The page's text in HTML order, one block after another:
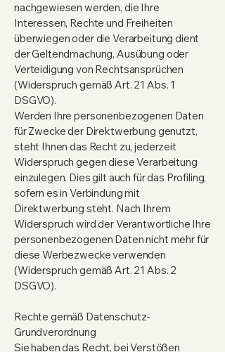
nachgewiesen werden, die Ihre
Interessen, Rechte und Freiheiten
überwiegen oder die Verarbeitung dient
der Geltendmachung, Ausübung oder
Verteidigung von Rechtsansprüchen
(Widerspruch gemäß Art. 21 Abs. 1
DSGVO).
Werden Ihre personenbezogenen Daten
für Zwecke der Direktwerbung genutzt,
steht Ihnen das Recht zu, jederzeit
Widerspruch gegen diese Verarbeitung
einzulegen. Dies gilt auch für das Profiling,
sofern es in Verbindung mit
Direktwerbung steht. Nach Ihrem
Widerspruch wird der Verantwortliche Ihre
personenbezogenen Daten nicht mehr für
diese Werbezwecke verwenden
(Widerspruch gemäß Art. 21 Abs. 2
DSGVO).
Rechte gemäß Datenschutz-
Grundverordnung
Sie haben das Recht, bei Verstößen